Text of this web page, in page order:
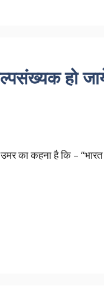
अल्पसंख्यक
का कहना है कि –